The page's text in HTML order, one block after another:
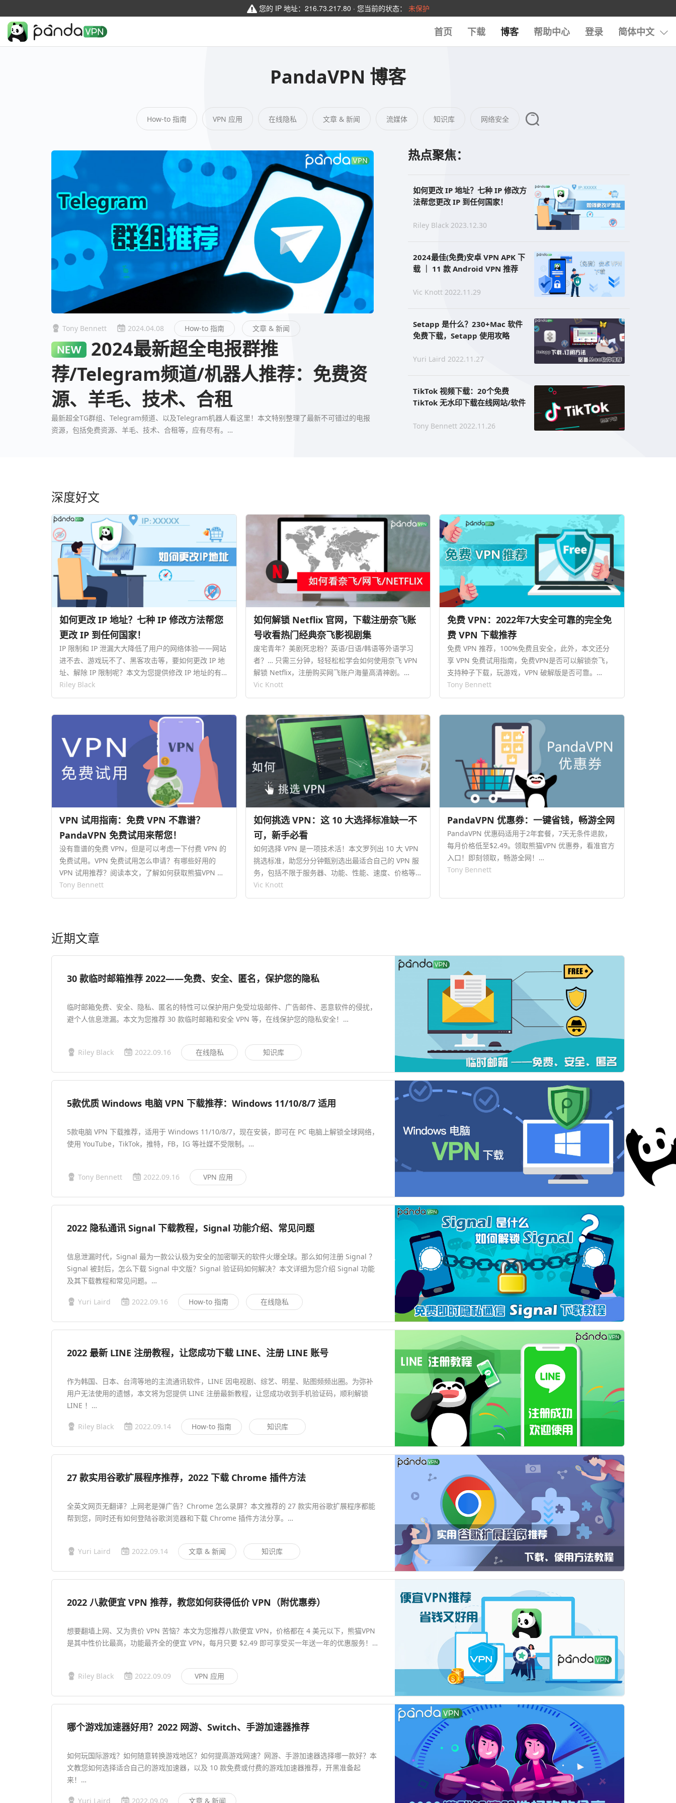
您的 IP 地址： 216.73.217.80 · 您当前的状态： 未保护
首页 下载 博客 帮助中心 登录 简体中文
PandaVPN 博客
How-to 指南 VPN 应用 在线隐私 文章 & 新闻 流媒体 知识库 网络安全
Tony Bennett 2024.04.08 How-to 指南 文章 & 新闻
2024最新超全电报群推
荐/Telegram频道/机器人推荐：免费资
源、羊毛、技术、合租
最新超全TG群组、Telegram频道、以及Telegram机器人看这里！本文特别整理了最新不可错过的电报
资源，包括免费资源、羊毛、技术、合租等，应有尽有。…
热点聚焦：
如何更改 IP 地址？七种 IP 修改方
法帮您更改 IP 到任何国家！
Riley Black 2023.12.30
2024最佳(免费)安卓 VPN APK 下
载 ｜ 11 款 Android VPN 推荐
Vic Knott 2022.11.29
Setapp 是什么？230+Mac 软件
免费下载，Setapp 使用攻略
Yuri Laird 2022.11.27
TikTok 视频下载：20个免费
TikTok 无水印下载在线网站/软件
Tony Bennett 2022.11.26
深度好文
如何更改 IP 地址？七种 IP 修改方法帮您
更改 IP 到任何国家！
IP 限制和 IP 泄漏大大降低了用户的网络体验——网站
进不去、游戏玩不了、黑客攻击等，要如何更改 IP 地
址、解除 IP 限制呢？本文为您提供修改 IP 地址的有效
途径，让您获得全球 IP、实现自由上网！…
Riley Black
如何解锁 Netflix 官网，下载注册奈飞账
号收看热门经典奈飞影视剧集
废宅青年？美剧死忠粉？英语/日语/韩语等外语学习
者？… 只需三分钟，轻轻松松学会如何使用奈飞 VPN
解锁 Netflix，注册购买网飞账户海量高清神剧。…
Vic Knott
免费 VPN：2022年7大安全可靠的完全免
费 VPN 下载推荐
免费 VPN 推荐，100%免费且安全，此外，本文还分
享 VPN 免费试用指南，免费VPN是否可以解锁奈飞，
支持种子下载，玩游戏，VPN 破解版是否可靠。…
Tony Bennett
VPN 试用指南：免费 VPN 不靠谱？
PandaVPN 免费试用来帮您！
没有靠谱的免费 VPN，但是可以考虑一下付费 VPN 的
免费试用。VPN 免费试用怎么申请？有哪些好用的
VPN 试用推荐？阅读本文，了解如何获取熊猫VPN 试
用。…
Tony Bennett
如何挑选 VPN：这 10 大选择标准缺一不
可，新手必看
如何选择 VPN 是一项技术活！本文罗列出 10 大 VPN
挑选标准，助您分分钟甄别选出最适合自己的 VPN 服
务，包括不限于服务器、功能、性能、速度、价格等。
…
Vic Knott
PandaVPN 优惠券：一键省钱，畅游全网
PandaVPN 优惠码适用于2年套餐，7天无条件退款，
每月价格低至$2.49。领取熊猫VPN 优惠券，看准官方
入口！即刻领取，畅游全网！…
Tony Bennett
近期文章
30 款临时邮箱推荐 2022——免费、安全、匿名，保护您的隐私
临时邮箱免费、安全、隐私、匿名的特性可以保护用户免受垃圾邮件、广告邮件、恶意软件的侵扰，
避个人信息泄漏。本文为您推荐 30 款临时邮箱和安全 VPN 等，在线保护您的隐私安全！…
Riley Black 2022.09.16 在线隐私 知识库
5款优质 Windows 电脑 VPN 下载推荐：Windows 11/10/8/7 适用
5款电脑 VPN 下载推荐，适用于 Windows 11/10/8/7，现在安装，即可在 PC 电脑上解锁全球网络，
使用 YouTube，TikTok，推特，FB，IG 等社媒不受限制。…
Tony Bennett 2022.09.16 VPN 应用
2022 隐私通讯 Signal 下载教程，Signal 功能介绍、常见问题
信息泄漏时代，Signal 最为一款公认极为安全的加密聊天的软件火爆全球。那么如何注册 Signal ？
Signal 被封后，怎么下载 Signal 中文版？Signal 验证码如何解决？本文详细为您介绍 Signal 功能
及其下载教程和常见问题。…
Yuri Laird 2022.09.16 How-to 指南 在线隐私
2022 最新 LINE 注册教程，让您成功下载 LINE、注册 LINE 账号
作为韩国、日本、台湾等地的主流通讯软件，LINE 因电视剧、综艺、明星、贴图频频出圈。为弥补
用户无法使用的遗憾，本文将为您提供 LINE 注册最新教程，让您成功收到手机验证码，顺利解锁
LINE ！…
Riley Black 2022.09.14 How-to 指南 知识库
27 款实用谷歌扩展程序推荐，2022 下载 Chrome 插件方法
全英文网页无翻译？上网老是弹广告？Chrome 怎么录屏？本文推荐的 27 款实用谷歌扩展程序都能
帮到您，同时还有如何登陆谷歌浏览器和下载 Chrome 插件方法分享。…
Yuri Laird 2022.09.14 文章 & 新闻 知识库
2022 八款便宜 VPN 推荐，教您如何获得低价 VPN（附优惠券）
想要翻墙上网、又为贵价 VPN 苦恼？本文为您推荐八款便宜 VPN，价格都在 4 美元以下，熊猫VPN
是其中性价比最高，功能最齐全的便宜 VPN，每月只要 $2.49 即可享受买一年送一年的优惠服务！…
Riley Black 2022.09.09 VPN 应用
哪个游戏加速器好用？2022 网游、Switch、手游加速器推荐
如何玩国际游戏？如何随意转换游戏地区？如何提高游戏网速？网游、手游加速器选择哪一款好？本
文教您如何选择适合自己的游戏加速器，以及 10 款免费或付费的游戏加速器推荐，开黑准备起
来！…
Yuri Laird 2022.09.09 文章 & 新闻